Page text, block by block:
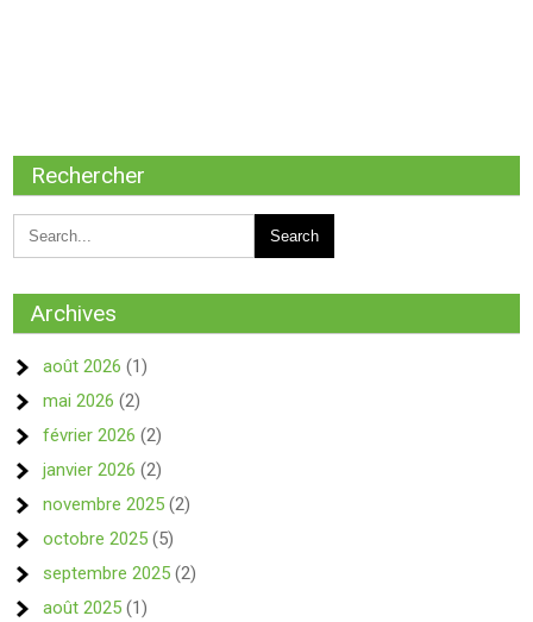
Rechercher
Archives
août 2026 (1)
mai 2026 (2)
février 2026 (2)
janvier 2026 (2)
novembre 2025 (2)
octobre 2025 (5)
septembre 2025 (2)
août 2025 (1)